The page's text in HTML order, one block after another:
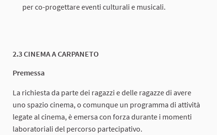
per co-progettare eventi culturali e musicali.
2.3 CINEMA A CARPANETO
Premessa
La richiesta da parte dei ragazzi e delle ragazze di avere
uno spazio cinema, o comunque un programma di attività
legate al cinema, è emersa con forza durante i momenti
laboratoriali del percorso partecipativo.